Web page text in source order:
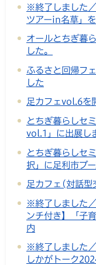
※終了しました
ツアーin名草」
オールとちぎ暮
した。
ふるさと回帰フ
した
足カフェvol.6を
とちぎ暮らしセ
vol.1」に出展し
とちぎ暮らしセ
択」に足利市ブ
足カフェ(対話型
※終了しました
ンチ付き】「子
内
※終了しました
しかがトーク